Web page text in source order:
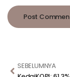
SEBELUMNYA